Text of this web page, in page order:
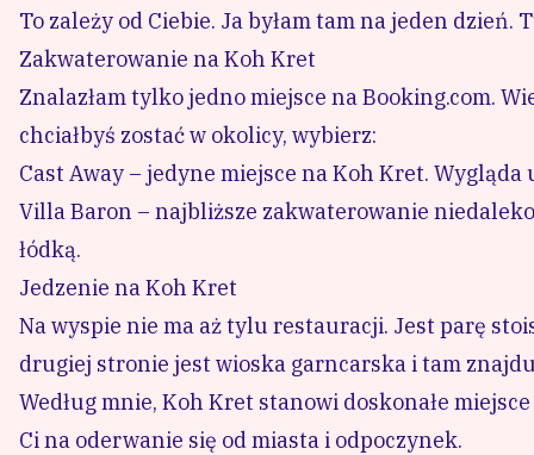
To zależy od Ciebie. Ja byłam tam na jeden dzień.
Zakwaterowanie na Koh Kret
Znalazłam tylko jedno miejsce na Booking.com.
chciałbyś zostać w okolicy, wybierz:
Cast Away – jedyne miejsce na Koh Kret. Wygląda
Villa Baron – najbliższe zakwaterowanie
łódką.
Jedzenie na Koh Kret
Na wyspie nie ma aż tylu restauracji. Jest parę
drugiej stronie jest wioska garncarska i tam
Według mnie, Koh Kret stanowi doskonałe
Ci na oderwanie się od miasta i odpoczynek.